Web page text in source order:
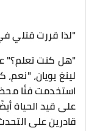
"لذا قررت قتلي
"هل كنت تعلم؟"
لينغ يويان،
استخدمت فنًا
على قيد الحياة
قادرين على